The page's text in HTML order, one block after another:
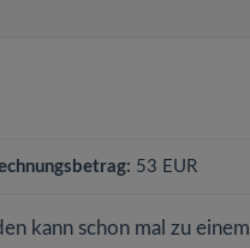
53 EUR
kann schon mal zu einem